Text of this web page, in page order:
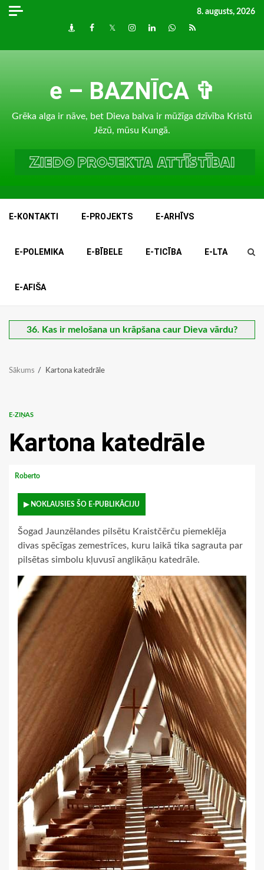
Skip
8. augusts, 2026
DraugiemFacebook
TwitterInstagram
LinkedInwhatsapp
RSS
e – BAZNĪCA ✞
Grēka alga ir nāve, bet Dieva balva ir mūžīga dzīvība Kristū
Jēzū, mūsu Kungā.
E-KONTAKTI E-PROJEKTS E-ARHĪVS
E-POLEMIKA E-BĪBELE E-TICĪBA E-LTA
E-AFIŠA
36. Kas ir melošana un krāpšana caur Dieva vārdu?
Sākums Kartona katedrāle
E-ZIŅAS
Kartona katedrāle
Roberto
▶ NOKLAUSIES ŠO E-PUBLIKĀCIJU
Šogad Jaunzēlandes pilsētu Kraistčērču piemeklēja
divas spēcīgas zemestrīces, kuru laikā tika sagrauta par
pilsētas simbolu kļuvusī anglikāņu katedrāle.